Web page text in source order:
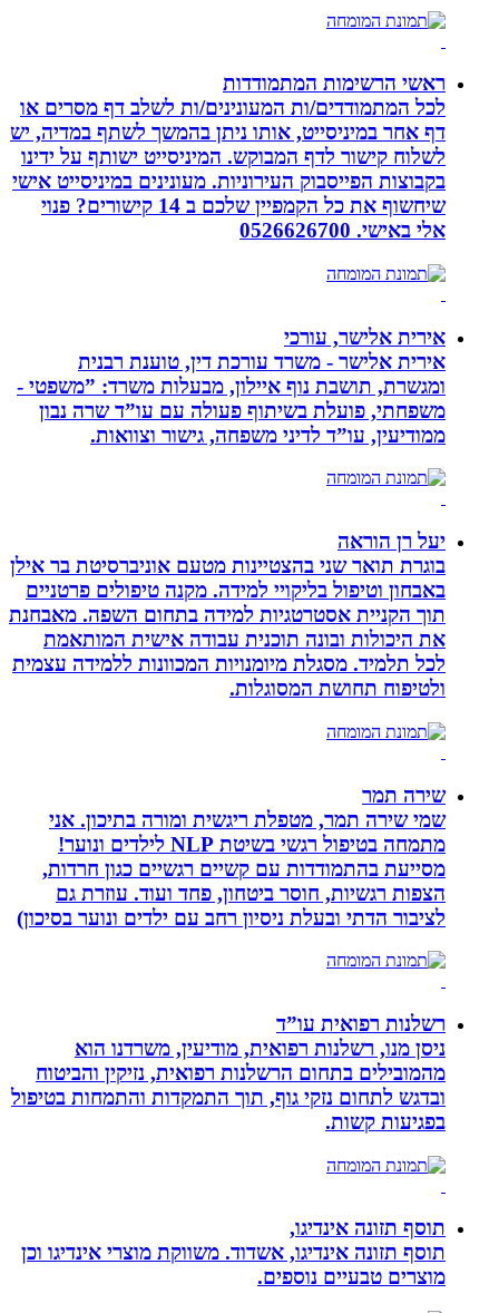
ראשי הרשימות המתמודדות
לכל המתמודדים/ות המעונינים/ות לשלב דף מסרים או
דף אחר במיניסייט, אותו ניתן בהמשך לשתף במדיה, יש
לשלוח קישור לדף המבוקש. המיניסייט ישותף על ידינו
בקבוצות הפייסבוק העירוניות. מעונינים במיניסייט אישי
שיחשוף את כל הקמפיין שלכם ב 14 קישורים? פנוי
אלי באישי. 0526626700
אירית אלישר, עורכי
אירית אלישר - משרד עורכת דין, טוענת רבנית
ומגשרת, תושבת נוף איילון, מבעלות משרד: ”משפטי -
משפחתי, פועלת בשיתוף פעולה עם עו”ד שרה נבון
ממודיעין, עו”ד לדיני משפחה, גישור וצוואות.
יעל רן הוראה
בוגרת תואר שני בהצטיינות מטעם אוניברסיטת בר אילן
באבחון וטיפול בליקויי למידה. מקנה טיפולים פרטניים
תוך הקניית אסטרטגיות למידה בתחום השפה. מאבחנת
את היכולות ובונה תוכנית עבודה אישית המותאמת
לכל תלמיד. מסגלת מיומנויות המכוונות ללמידה עצמית
ולטיפוח תחושת המסוגלות.
שירה תמר
שמי שירה תמר, מטפלת ריגשית ומורה בתיכון. אני
מתמחה בטיפול רגשי בשיטת NLP לילדים ונוער!
מסייעת בהתמודדות עם קשיים רגשיים כגון חרדות,
הצפות רגשיות, חוסר ביטחון, פחד ועוד. עוזרת גם
לציבור הדתי ובעלת ניסיון רחב עם ילדים ונוער בסיכון)
רשלנות רפואית עו”ד
ניסן מנו, רשלנות רפואית, מודיעין, משרדנו הוא
מהמובילים בתחום הרשלנות רפואית, נזיקין והביטוח
ובדגש לתחום נזקי גוף, תוך התמקדות והתמחות בטיפול
בפגיעות קשות.
תוסף תזונה אינדיגו,
תוסף תזונה אינדיגו, אשדוד. משווקת מוצרי אינדיגו וכן
מוצרים טבעיים נוספים.